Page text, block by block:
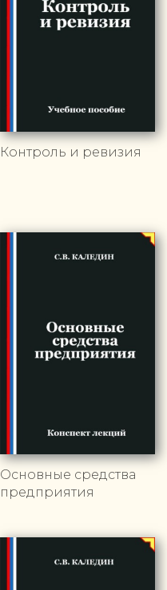
Контроль и ревизия
Основные средства
предприятия